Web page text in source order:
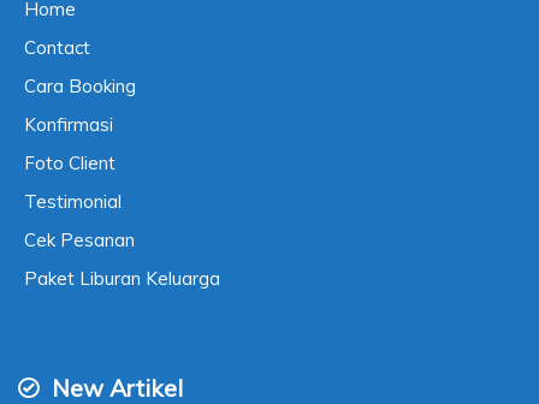
Home
Contact
Cara Booking
Konfirmasi
Foto Client
Testimonial
Cek Pesanan
Paket Liburan Keluarga
New Artikel